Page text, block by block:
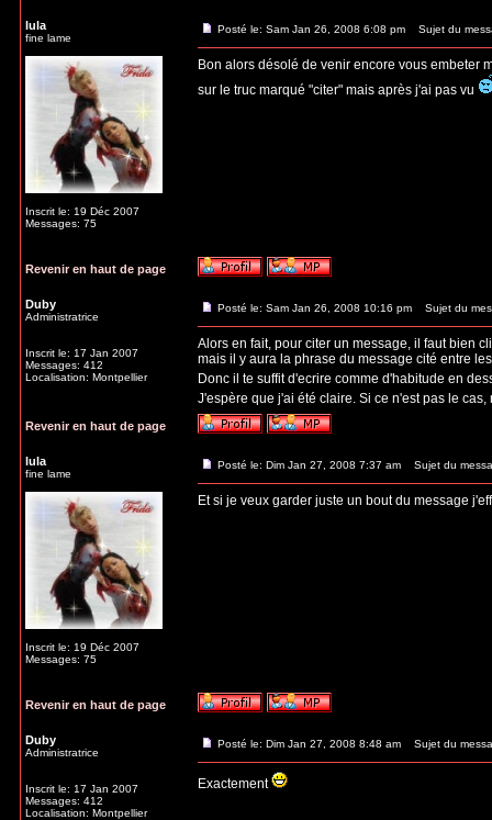
lula
fine lame
Inscrit le: 19 Déc 2007
Messages: 75
Posté le: Sam Jan 26, 2008 6:08 pm Sujet du
Bon alors désolé de venir encore vous embeter
sur le truc marqué "citer" mais après j'ai pas vu
Revenir en haut de page
Duby
Administratrice
Inscrit le: 17 Jan 2007
Messages: 412
Localisation: Montpellier
Posté le: Sam Jan 26, 2008 10:16 pm Sujet du
Alors en fait, pour citer un message, il faut bien
mais il y aura la phrase du message cité entre
Donc il te suffit d'ecrire comme d'habitude en
J'espère que j'ai été claire. Si ce n'est pas le
Revenir en haut de page
lula
fine lame
Inscrit le: 19 Déc 2007
Messages: 75
Posté le: Dim Jan 27, 2008 7:37 am Sujet du
Et si je veux garder juste un bout du message
Revenir en haut de page
Duby
Administratrice
Inscrit le: 17 Jan 2007
Messages: 412
Localisation: Montpellier
Posté le: Dim Jan 27, 2008 8:48 am Sujet du
Exactement